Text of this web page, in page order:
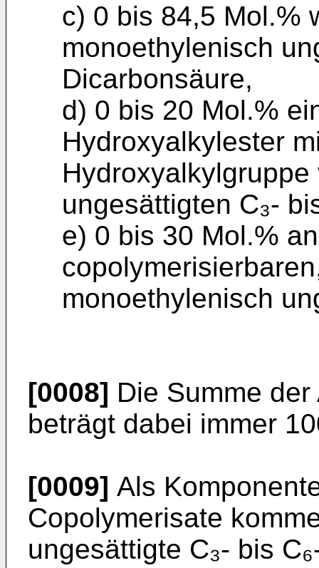
c) 0 bis 84,5 Mol.%
monoethylenisch
Dicarbonsäure,
d) 0 bis 20 Mol.%
Hydroxyalkylester
ungesättigten C₃-
e) 0 bis 30 Mol.%
monoethylenisch
[0008] Die Summe
beträgt dabei immer
[0009] Als
Copolymerisate
ungesättigte C₃- bis